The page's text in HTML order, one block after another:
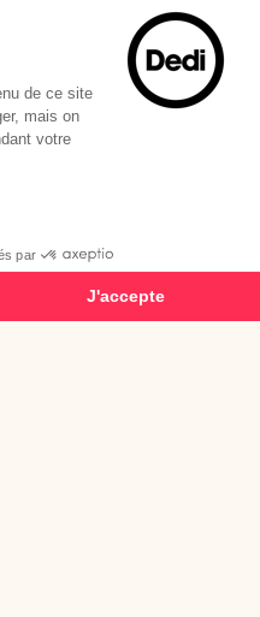
de ce site
mais on
votre
par
J'accepte